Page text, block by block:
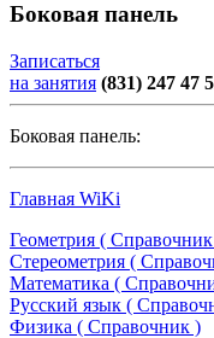
Боковая панель
Записаться
на занятия (831) 247 47
Боковая панель:
Главная WiKi
Геометрия (
Стереометрия (
Математика (
Русский язык (
Физика ( Справочник )